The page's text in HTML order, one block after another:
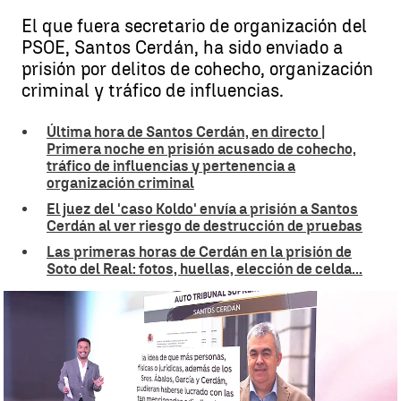
El que fuera secretario de organización del
PSOE, Santos Cerdán, ha sido enviado a
prisión por delitos de cohecho, organización
criminal y tráfico de influencias.
Última hora de Santos Cerdán, en directo |
Primera noche en prisión acusado de cohecho,
tráfico de influencias y pertenencia a
organización criminal
El juez del 'caso Koldo' envía a prisión a Santos
Cerdán al ver riesgo de destrucción de pruebas
Las primeras horas de Cerdán en la prisión de
Soto del Real: fotos, huellas, elección de celda...
La declaración de Santos Cerdán |antena3.com